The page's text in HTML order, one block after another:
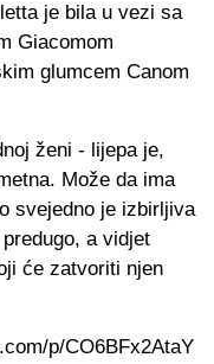
je bila u vezi sa
Giacomom
glumcem Canom
ženi - lijepa je,
Može da ima
svejedno je izbirljiva
a vidjet
će zatvoriti njen
p/CO6BFx2AtaY